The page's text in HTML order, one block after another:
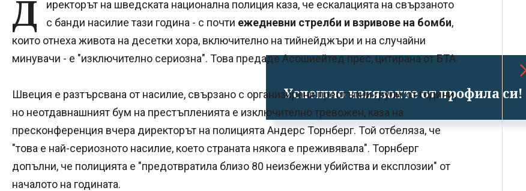
Успешно излязохте от профила си!
Д
иректорът на шведската национална полиция каза, че ескалацията на свързаното
с банди насилие тази година - с почти ежедневни стрелби и взривове на бомби,
които отнеха живота на десетки хора, включително на тийнейджъри и на случайни
минувачи - е "изключително сериозна". Това предаде Асошиейтед прес, цитирана от БТА.
Швеция е разтърсвана от насилие, свързано с организирани престъпни групи, от години,
но неотдавнашният бум на престъпленията е изключително тревожен, каза на
пресконференция вчера директорът на полицията Андерс Торнберг. Той отбеляза, че
"това е най-сериозното насилие, което страната някога е преживявала". Торнберг
допълни, че полицията е "предотвратила близо 80 неизбежни убийства и експлозии" от
началото на годината.